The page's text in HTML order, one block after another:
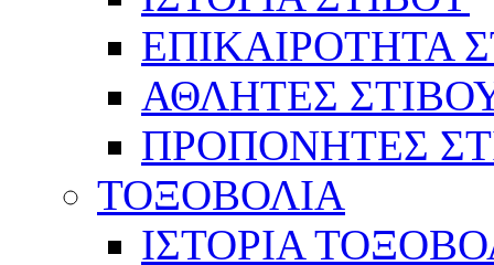
ΕΠΙΚΑΙΡΟΤΗΤΑ
ΑΘΛΗΤΕΣ
ΠΡΟΠΟΝΗΤΕΣ
ΤΟΞΟΒΟΛΙΑ
ΙΣΤΟΡΙΑ